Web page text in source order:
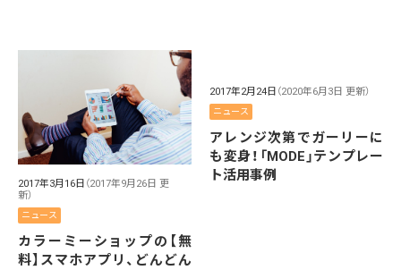
2017年3月16日 （2017年9月26日 更
新）
ニュース
カラーミーショップの【無
料】スマホアプリ、どんどん
2017年2月24日 （2020年6月3日 更新）
ニュース
アレンジ次第でガーリーに
も変身！「MODE」テンプレー
ト活用事例